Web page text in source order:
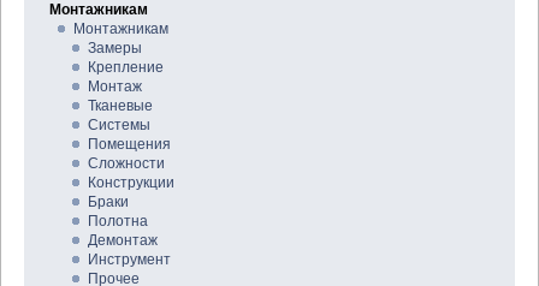
Монтажникам
Монтажникам
Замеры
Крепление
Монтаж
Тканевые
Системы
Помещения
Сложности
Конструкции
Браки
Полотна
Демонтаж
Инструмент
Прочее